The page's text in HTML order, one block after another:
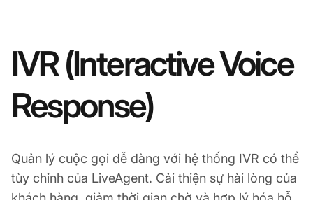
IVR (Interactive Voice
Response)
Quản lý cuộc gọi dễ dàng với hệ thống IVR có thể
tùy chỉnh của LiveAgent. Cải thiện sự hài lòng của